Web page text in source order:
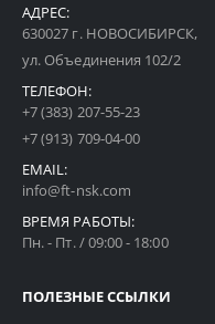
АДРЕС:
630027 г. НОВОСИБИРСК,
ул. Объединения 102/2
ТЕЛЕФОН:
+7 (383) 207-55-23
+7 (913) 709-04-00
EMAIL:
info@ft-nsk.com
ВРЕМЯ РАБОТЫ:
Пн. - Пт. / 09:00 - 18:00
ПОЛЕЗНЫЕ ССЫЛКИ